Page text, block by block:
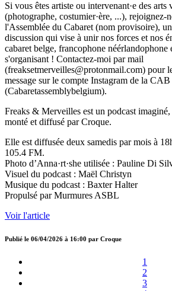
Si vous êtes artiste ou intervenant·e des arts
(photographe, costumier·ère, ...), rejoignez-
l'Assemblée du Cabaret (nom provisoire),
discussion qui vise à unir nos forces et nos
cabaret belge, francophone néérlandophone
s'organisant ! Contactez-moi par mail
(freaksetmerveilles@protonmail.com) pour
message sur le compte Instagram de la CAB
(Cabaretassemblybelgium).
Freaks & Merveilles est un podcast imaginé,
monté et diffusé par Croque.
Elle est diffusée deux samedis par mois à
105.4 FM.
Photo d’Anna·rt·she utilisée : Pauline Di
Visuel du podcast : Maël Christyn
Musique du podcast : Baxter Halter
Propulsé par Murmures ASBL
Voir l'article
Publié le 06/04/2026 à 16:00 par Croque
1
2
3